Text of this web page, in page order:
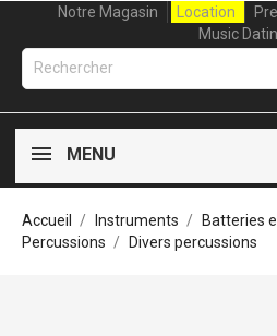
Notre Magasin Location
Music
MENU
Accueil Instruments Batteries
Percussions
Divers percussions